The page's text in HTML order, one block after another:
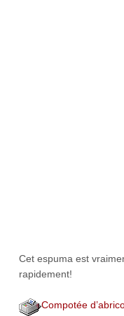
Cet espuma est
rapidement!
Compotée